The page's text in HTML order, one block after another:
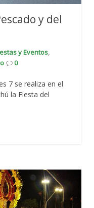
y del
y Eventos,
0
7 se realiza en el
la Fiesta del